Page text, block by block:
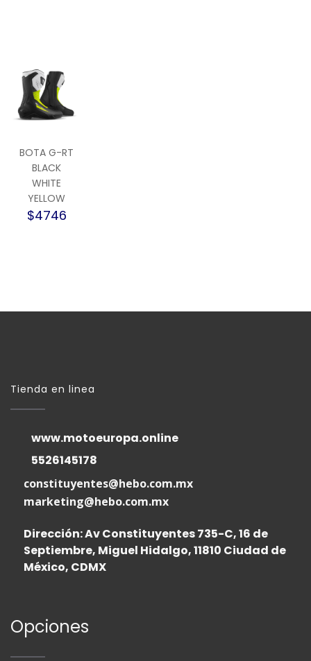
BOTA G-RT
BLACK
WHITE
YELLOW
$4746
Tienda en linea
www.motoeuropa.online
5526145178
constituyentes@hebo.com.mx
marketing@hebo.com.mx
Dirección: Av Constituyentes 735-C, 16 de
Septiembre, Miguel Hidalgo, 11810 Ciudad de
México, CDMX
Opciones